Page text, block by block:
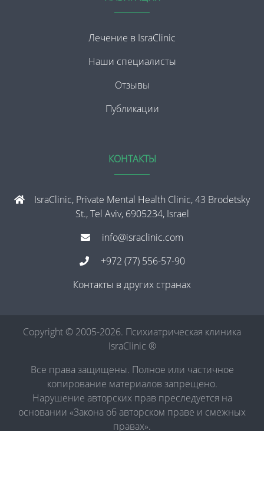
Лечение в IsraClinic
Наши специалисты
Отзывы
Публикации
КОНТАКТЫ
IsraClinic, Private Mental Health Clinic, 43 Brodetsky
St., Tel Aviv, 6905234, Israel
info@israclinic.com
+972 (77) 556-57-90
Контакты в других странах
Copyright © 2005-2026. Психиатрическая клиника
IsraClinic ®
Все права защищены. Полное или частичное
копирование материалов запрещено.
Нарушение авторских прав преследуется на
основании «Закона об авторском праве и смежных
правах».